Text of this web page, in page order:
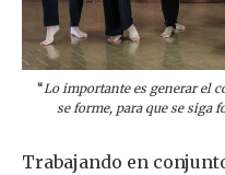
“Lo importante es generar el
se forme, para que se siga
Trabajando en